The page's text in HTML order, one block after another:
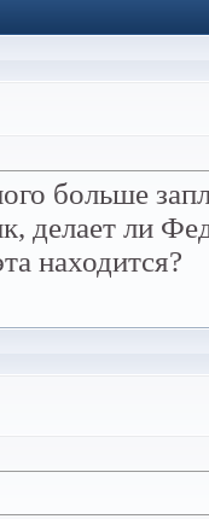
больше
делает ли
находится?